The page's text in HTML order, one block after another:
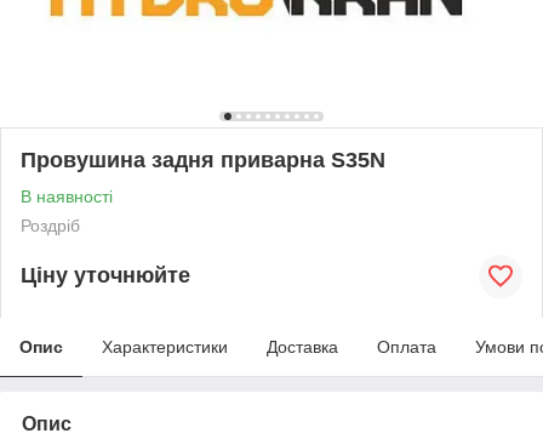
Провушина задня приварна S35N
В наявності
Роздріб
Ціну уточнюйте
Опис Характеристики Доставка Оплата Умови
Опис